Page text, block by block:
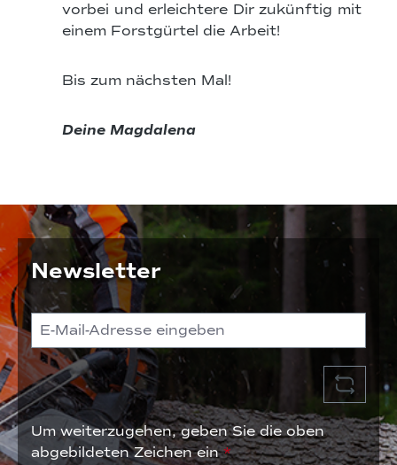
vorbei und erleichtere Dir zukünftig mit
einem Forstgürtel die Arbeit!
Bis zum nächsten Mal!
Deine Magdalena
Newsletter
Um weiterzugehen, geben Sie die oben
abgebildeten Zeichen ein*